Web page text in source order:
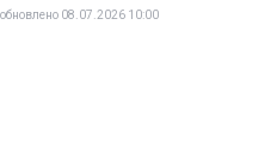
08.07.2026 10:00